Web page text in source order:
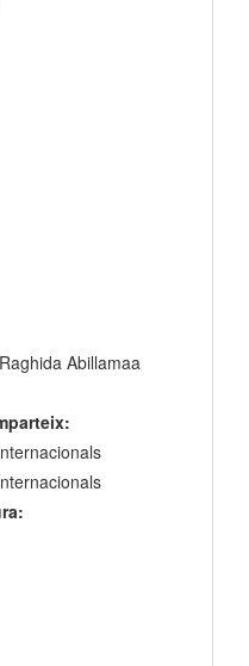
Abillamaa